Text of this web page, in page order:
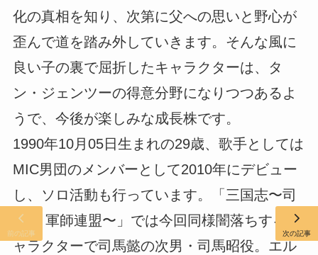
化の真相を知り、次第に父への思いと野心が
歪んで道を踏み外していきます。そんな風に
良い子の裏で屈折したキャラクターは、タ
ン・ジェンツーの得意分野になりつつあるよ
うで、今後が楽しみな成長株です。
1990年10月05日生まれの29歳、歌手としては
MIC男団のメンバーとして2010年にデビュー
し、ソロ活動も行っています。「三国志〜司
馬懿 軍師連盟〜」では今回同様闇落ちするキ
ャラクターで司馬懿の次男・司馬昭役。エル
前の記事 次の記事